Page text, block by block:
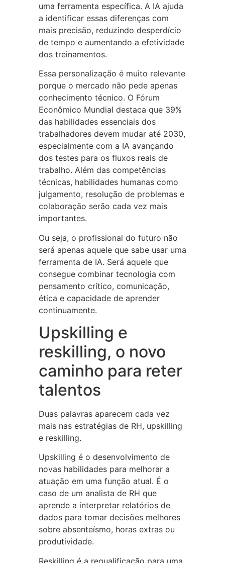
uma ferramenta específica. A IA ajuda
a identificar essas diferenças com
mais precisão, reduzindo desperdício
de tempo e aumentando a efetividade
dos treinamentos.
Essa personalização é muito relevante
porque o mercado não pede apenas
conhecimento técnico. O Fórum
Econômico Mundial destaca que 39%
das habilidades essenciais dos
trabalhadores devem mudar até 2030,
especialmente com a IA avançando
dos testes para os fluxos reais de
trabalho. Além das competências
técnicas, habilidades humanas como
julgamento, resolução de problemas e
colaboração serão cada vez mais
importantes.
Ou seja, o profissional do futuro não
será apenas aquele que sabe usar uma
ferramenta de IA. Será aquele que
consegue combinar tecnologia com
pensamento crítico, comunicação,
ética e capacidade de aprender
continuamente.
Upskilling e
reskilling, o novo
caminho para reter
talentos
Duas palavras aparecem cada vez
mais nas estratégias de RH, upskilling
e reskilling.
Upskilling é o desenvolvimento de
novas habilidades para melhorar a
atuação em uma função atual. É o
caso de um analista de RH que
aprende a interpretar relatórios de
dados para tomar decisões melhores
sobre absenteísmo, horas extras ou
produtividade.
Reskilling é a requalificação para uma